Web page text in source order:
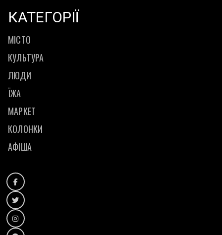
КАТЕГОРІЇ
МІСТО
КУЛЬТУРА
ЛЮДИ
ЇЖА
МАРКЕТ
КОЛОНКИ
АФІША